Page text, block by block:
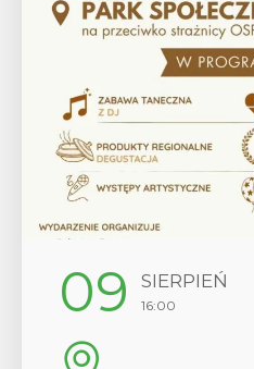
12 SIERPIEŃ
17:00